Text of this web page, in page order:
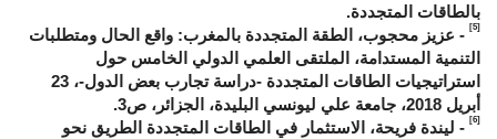
بالطاقات المتجددة.
[5] - عزيز محجوب، الطقة المتجددة بالمغرب: واقع الحال ومتطلبات
التنمية المستدامة، الملتقى العلمي الدولي الخامس حول
استراتيجيات الطاقات المتجددة -دراسة تجارب بعض الدول-، 23
أبريل 2018، جامعة علي ليونسي البليدة، الجزائر، ص3.
[6] - ليندة فريحة، الاستثمار في الطاقات المتجددة الطريق نحو